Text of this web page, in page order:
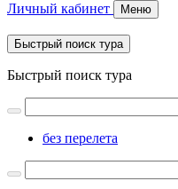
Личный кабинет Меню
Быстрый поиск тура
Быстрый поиск тура
без перелета